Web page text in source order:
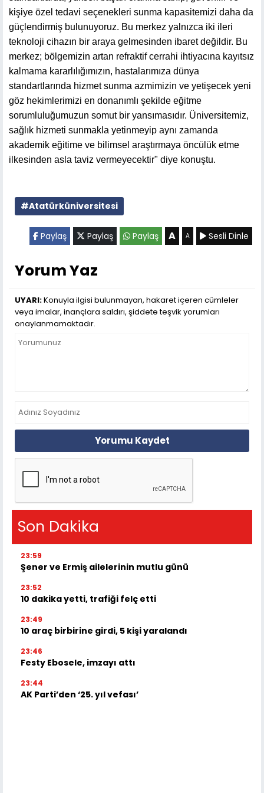
kişiye özel tedavi seçenekleri sunma kapasitemizi daha da
güçlendirmiş bulunuyoruz. Bu merkez yalnızca iki ileri
teknoloji cihazın bir araya gelmesinden ibaret değildir. Bu
merkez; bölgemizin artan refraktif cerrahi ihtiyacına kayıtsız
kalmama kararlılığımızın, hastalarımıza dünya
standartlarında hizmet sunma azmimizin ve yetişecek yeni
göz hekimlerimizi en donanımlı şekilde eğitme
sorumluluğumuzun somut bir yansımasıdır. Üniversitemiz,
sağlık hizmeti sunmakla yetinmeyip aynı zamanda
akademik eğitime ve bilimsel araştırmaya öncülük etme
ilkesinden asla taviz vermeyecektir" diye konuştu.
#Atatürküniversitesi
Paylaş Paylaş Paylaş A A Sesli Dinle
Yorum Yaz
UYARI:Konuyla ilgisi bulunmayan, hakaret içeren cümleler
veya imalar, inançlara saldırı, şiddete teşvik yorumları
onaylanmamaktadır.
Yorumu Kaydet
Son Dakika
23:59
Şener ve Ermiş ailelerinin mutlu günü
23:52
10 dakika yetti, trafiği felç etti
23:49
10 araç birbirine girdi, 5 kişi yaralandı
23:46
Festy Ebosele, imzayı attı
23:44
AK Parti’den ‘25. yıl vefası’